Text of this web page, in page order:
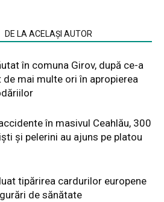
DE LA ACELAȘI AUTOR
în comuna Girov, după ce-a
de mai multe ori în apropierea
în masivul Ceahlău, 300
și pelerini au ajuns pe platou
tipărirea cardurilor europene
de sănătate